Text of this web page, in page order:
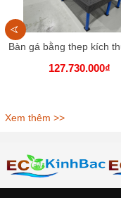
127.730.000₫
Xem thêm >>